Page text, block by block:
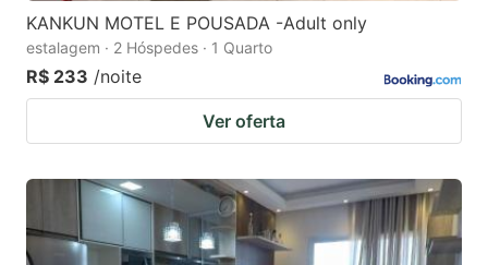
KANKUN MOTEL E POUSADA -Adult only
estalagem · 2 Hóspedes · 1 Quarto
R$ 233 /noite
Ver oferta